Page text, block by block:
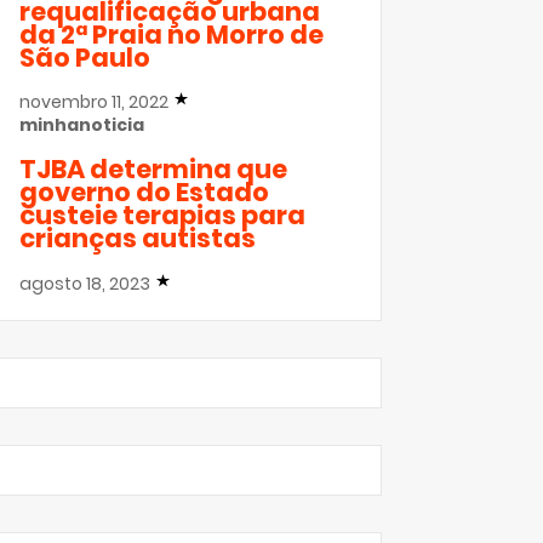
requalificação urbana
da 2ª Praia no Morro de
São Paulo
novembro 11, 2022
minhanoticia
TJBA determina que
governo do Estado
custeie terapias para
crianças autistas
agosto 18, 2023